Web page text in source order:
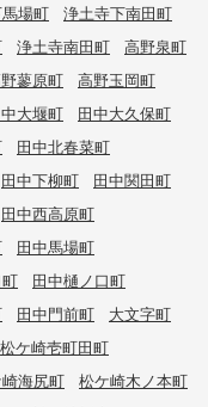
場町
浄土寺下南田町
浄土寺南田町
高野泉町
蓼原町
高野玉岡町
大堰町
田中大久保町
田中北春菜町
田中下柳町
田中関田町
田中西高原町
田中馬場町
田中樋ノ口町
田中門前町
大文字町
松ケ崎壱町田町
海尻町
松ケ崎木ノ本町